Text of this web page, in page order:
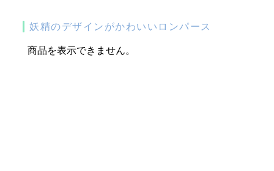
妖精のデザインがかわいいロンパース